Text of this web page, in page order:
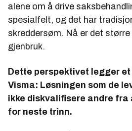
alene om å drive
spesialfelt, og det har
skreddersøm. Nå er det
gjenbruk.
Dette perspektivet legger
Visma: Løsningen som de
ikke diskvalifisere andre fra
for neste trinn.